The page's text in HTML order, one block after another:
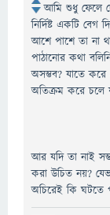
আমি শুধু ফেলে
নির্দিষ্ট একটি বেগ
আশে পাশে তা না
পাঠানোর কথা
অসম্ভব? যাতে করে
অতিক্রম করে চলে
আর যদি তা নাই
করা উচিত নয়?
অচিরেই কি ঘটতে